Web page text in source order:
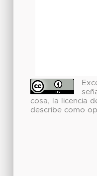
cosa, la licencia
describe como